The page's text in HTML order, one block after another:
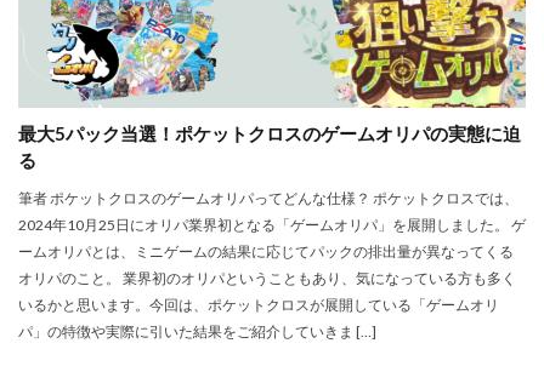
最大5パック当選！ポケットクロスのゲームオリパの実態に迫
る
筆者 ポケットクロスのゲームオリパってどんな仕様？ ポケットクロスでは、
2024年10月25日にオリパ業界初となる「ゲームオリパ」を展開しました。 ゲ
ームオリパとは、ミニゲームの結果に応じてパックの排出量が異なってくる
オリパのこと。 業界初のオリパということもあり、気になっている方も多く
いるかと思います。今回は、ポケットクロスが展開している「ゲームオリ
パ」の特徴や実際に引いた結果をご紹介していきま […]